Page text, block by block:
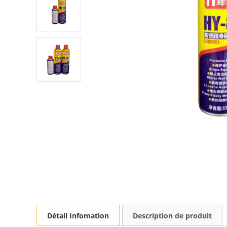
Détail Infomation Description de produit